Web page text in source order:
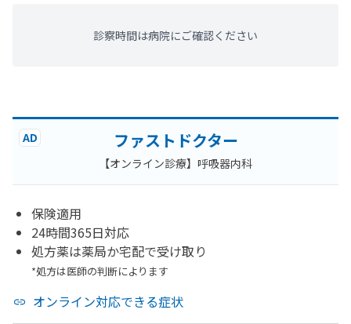
診察時間は病院にご確認ください
AD ファストドクター
【オンライン診療】呼吸器内科
保険適用
24時間365日対応
処方薬は薬局か宅配で受け取り
*処方は医師の判断によります
オンライン対応できる症状